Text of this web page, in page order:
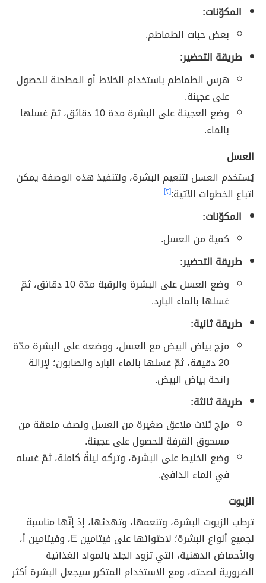
المكوّنات:
بعض حبات الطماطم.
طريقة التحضير:
هرس الطماطم باستخدام الخلاط أو المطحنة للحصول
على عجينة.
وضع العجينة على البشرة مدة 10 دقائق، ثمّ غسلها
بالماء.
العسل
يُستخدم العسل لتنعيم البشرة، ولتنفيذ هذه الوصفة يمكن
اتباع الخطوات الآتية:[٢]
المكوّنات:
كمية من العسل.
طريقة التحضير:
وضع العسل على البشرة والرقبة مدّة 10 دقائق، ثمّ
غسلها بالماء البارد.
طريقة ثانية:
مزج بياض البيض مع العسل، ووضعه على البشرة مدّة
20 دقيقة، ثمّ غسلها بالماء البارد والصابون؛ لإزالة
رائحة بياض البيض.
طريقة ثالثة:
مزج ثلاث ملاعق صغيرة من العسل ونصف ملعقة من
مسحوق القرفة للحصول على عجينة.
وضع الخليط على البشرة، وتركه ليلةً كاملة، ثمّ غسله
في الماء الدافئ.
الزيوت
ترطب الزيوت البشرة، وتنعمها، وتهدئها، إذ إنّها مناسبة
لجميع أنواع البشرة؛ لاحتوائها على فيتامين E، وفيتامين أ،
والأحماض الدهنية، التي تزود الجلد بالمواد الغذائية
الضرورية لصحته، ومع الاستخدام المتكرر سيجعل البشرة أكثر